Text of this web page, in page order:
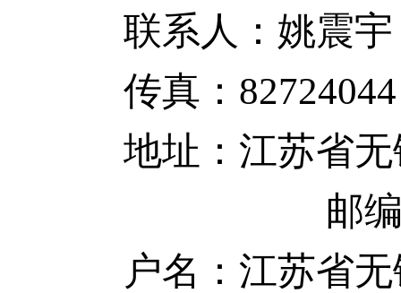
联系人：姚震
传真：82724044
地址：江苏
邮编：
户名：江苏